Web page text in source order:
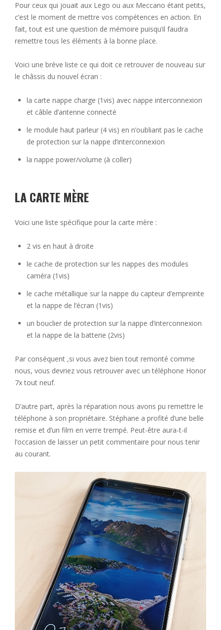
Pour ceux qui jouait aux Lego ou aux Meccano étant petits,
c’est le moment de mettre vos compétences en action. En
fait, tout est une question de mémoire puisqu’il faudra
remettre tous les éléments à la bonne place.
Voici une brève liste ce qui doit ce retrouver de nouveau sur
le châssis du nouvel écran :
la carte nappe charge (1vis) avec nappe interconnexion
et câble d’antenne connecté
le module haut parleur (4 vis) en n’oubliant pas le cache
de protection sur la nappe d’interconnexion
la nappe power/volume (à coller)
LA CARTE MÈRE
Voici une liste spécifique pour la carte mère :
2 vis en haut à droite
le cache de protection sur les nappes des modules
caméra (1vis)
le cache métallique sur la nappe du capteur d’empreinte
et la nappe de l’écran (1vis)
un bouclier de protection sur la nappe d’interconnexion
et la nappe de la batterie (2vis)
Par conséquent ,si vous avez bien tout remonté comme
nous, vous devriez vous retrouver avec un téléphone Honor
7x tout neuf.
D’autre part, après la réparation nous avons pu remettre le
téléphone à son propriétaire. Stéphane a profité d’une belle
remise et d’un film en verre trempé. Peut-être aura-t-il
l’occasion de laisser un petit commentaire pour nous tenir
au courant.